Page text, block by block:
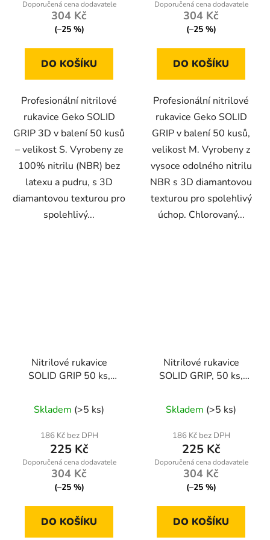
304 Kč
(–25 %)
DO KOŠÍKU
Profesionální nitrilové
rukavice Geko SOLID
GRIP 3D v balení 50 kusů
– velikost S. Vyrobeny ze
100% nitrilu (NBR) bez
latexu a pudru, s 3D
diamantovou texturou pro
spolehlivý...
304 Kč
(–25 %)
DO KOŠÍKU
Profesionální nitrilové
rukavice Geko SOLID
GRIP v balení 50 kusů,
velikost M. Vyrobeny z
vysoce odolného nitrilu
NBR s 3D diamantovou
texturou pro spolehlivý
úchop. Chlorovaný...
Nitrilové rukavice
SOLID GRIP 50 ks,
Geko G75201-S
Skladem (>5 ks)
186 Kč bez DPH
225 Kč
304 Kč
(–25 %)
DO KOŠÍKU
Nitrilové rukavice
SOLID GRIP, 50 ks,
Geko G75201-XXL
Skladem (>5 ks)
186 Kč bez DPH
225 Kč
304 Kč
(–25 %)
DO KOŠÍKU